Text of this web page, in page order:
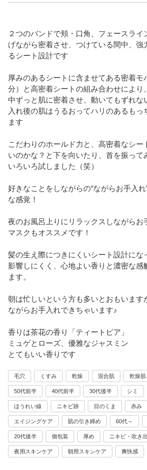
２つのバンドで頬・口角、フェースラ
げながら密着させ、つけている間中、強
るシート設計です
厚みのあるシートに含ませてある密着
分）と高密着シートの組み合わせにより
中ずっと肌に密着させ、動いてもずれ
入れ後の肌はうるおってハリのあるも
ます
こだわりのホールド力と、高密着なシ
いのかな？と下を向いたり、首を振って
いろいろ試しました（笑）
好きなことをしながらの“ながらお手入
な感覚！
夜のお風呂上りにリラックスしながら
マスクもオススメです！
髪の生え際につきにくいシート設計にな
影響しにくく、心地よい香りと濃密な
ます。
朝は忙しいという方も多いとおもいます
ながらお手入れできちゃいます♪
香りは茶花の香り「ティートピア」
ミュゲとローズ、優雅なジャスミン
とてもいい香りです
毛穴 くすみ 乾燥 混合肌 乾燥肌
50代前半 40代前半 30代後半 シミ
ほうれい線 ニキビ跡 目のくま 赤み
エイジングケア 肌の引き締め 60代～
20代後半 個包装 厚め ニキビ・吹き
夜用スキンケア 朝用スキンケア 爽快感